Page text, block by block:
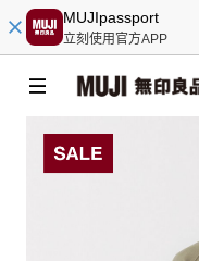
MUJIpassport
立刻使用官方APP